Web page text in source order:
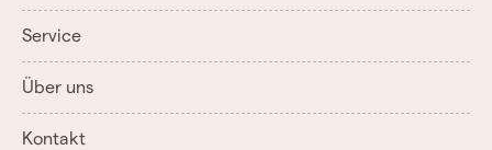
Service
Über uns
Kontakt